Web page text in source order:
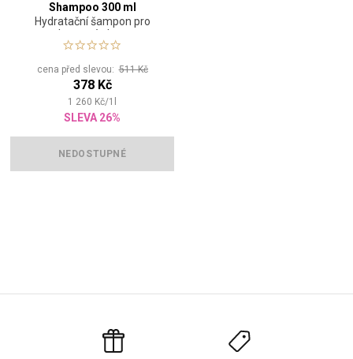
Shampoo 300 ml
Hydratační šampon pro
barvené vlasy
cena před slevou:511 Kč
378 Kč
1 260 Kč/1
SLEVA 26%
NEDOSTUPNÉ